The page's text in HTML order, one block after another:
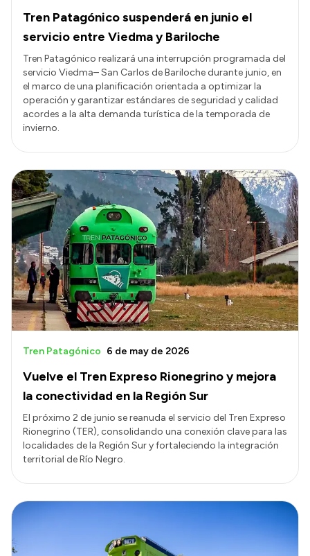
Tren Patagónico suspenderá en junio el
servicio entre Viedma y Bariloche
Tren Patagónico realizará una interrupción programada del
servicio Viedma– San Carlos de Bariloche durante junio, en
el marco de una planificación orientada a optimizar la
operación y garantizar estándares de seguridad y calidad
acordes a la alta demanda turística de la temporada de
invierno.
Vuelve el Tren Expreso Rionegrino y mejora
la conectividad en la Región Sur
Tren Patagónico 6 de may de 2026
El próximo 2 de junio se reanuda el servicio del Tren Expreso
Rionegrino (TER), consolidando una conexión clave para las
localidades de la Región Sur y fortaleciendo la integración
territorial de Río Negro.